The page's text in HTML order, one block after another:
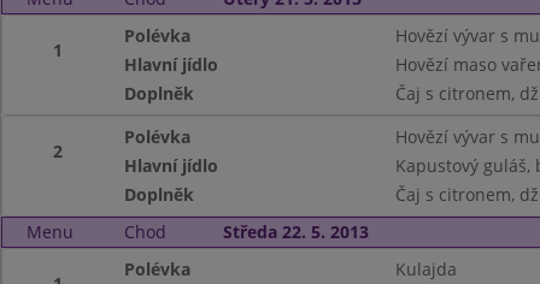
1
Polévka
Hovězí vývar s
Hlavní jídlo
Hovězí maso
Doplněk
Čaj s citronem,
2
Polévka
Hovězí vývar s
Hlavní jídlo
Kapustový guláš,
Doplněk
Čaj s citronem,
Menu
Chod Středa 22. 5. 2013
Polévka Kulajda